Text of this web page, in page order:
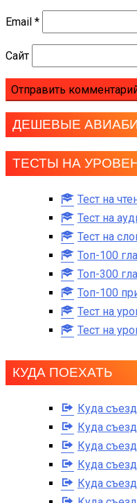
Email *
Сайт
ДЕШЕВЫЕ
ТЕСТЫ НА
Тест на
Тест на
Тест на
Топ-100
Топ-300
Топ-100
Тест на
Тест на
КУДА ПОЕХАТЬ
Куда
Куда
Куда
Куда
Куда